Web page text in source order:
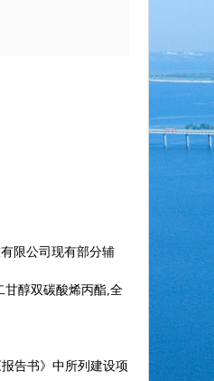
限公司现有部分辅
甘醇双碳酸烯丙酯,全
告书》中所列建设项